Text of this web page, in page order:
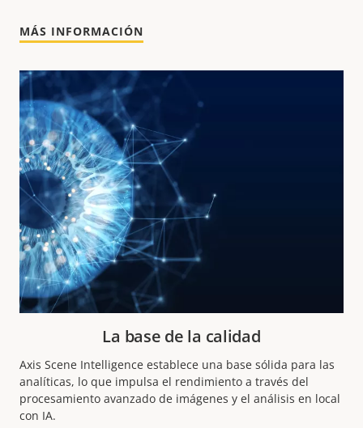
MÁS INFORMACIÓN
La base de la calidad
Axis Scene Intelligence establece una base sólida para las
analíticas, lo que impulsa el rendimiento a través del
procesamiento avanzado de imágenes y el análisis en local
con IA.